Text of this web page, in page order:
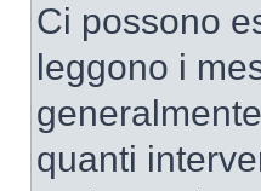
Ci possono
leggono i
quanti